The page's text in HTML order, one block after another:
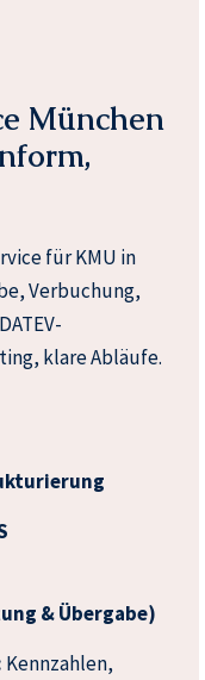
München
für KMU in
Verbuchung,
klare Abläufe.
& Übergabe)
Kennzahlen,